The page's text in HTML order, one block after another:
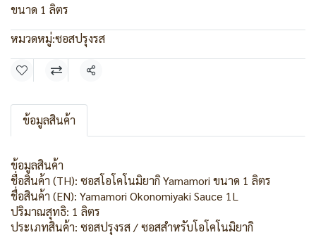
ขนาด 1 ลิตร
หมวดหมู่:ซอสปรุงรส
แชร์
ข้อมูลสินค้า
ข้อมูลสินค้า
ชื่อสินค้า (TH): ซอสโอโคโนมิยากิ Yamamori ขนาด 1 ลิตร
ชื่อสินค้า (EN): Yamamori Okonomiyaki Sauce 1L
ปริมาณสุทธิ: 1 ลิตร
ประเภทสินค้า: ซอสปรุงรส / ซอสสำหรับโอโคโนมิยากิ